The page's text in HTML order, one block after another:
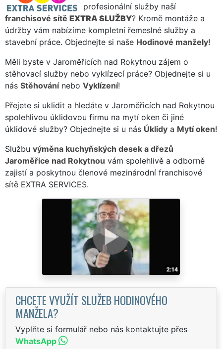
profesionální služby naší
franchisové sítě EXTRA SLUŽBY? Kromě montáže a
údržby vám nabízíme kompletní řemeslné služby a
stavební práce. Objednejte si naše Hodinové manžely!
Měli byste v Jaroměřicích nad Rokytnou zájem o
stěhovací služby nebo vyklízecí práce? Objednejte si u
nás Stěhovánínebo Vyklízení!
Přejete si uklidit a hledáte v Jaroměřicích nad Rokytnou
spolehlivou úklidovou firmu na mytí oken či jiné
úklidové služby? Objednejte si u nás Úklidy a Mytí oken!
Službu výměna kuchyňských desek a dřezů
Jaroměřice nad Rokytnou vám spolehlivě a odborně
zajistí a poskytnou členové mezinárodní franchisové
sítě EXTRA SERVICES.
CHCETE VYUŽÍT SLUŽEB HODINOVÉHO
MANŽELA?
Vyplňte si formulář nebo nás kontaktujte přes
WhatsApp